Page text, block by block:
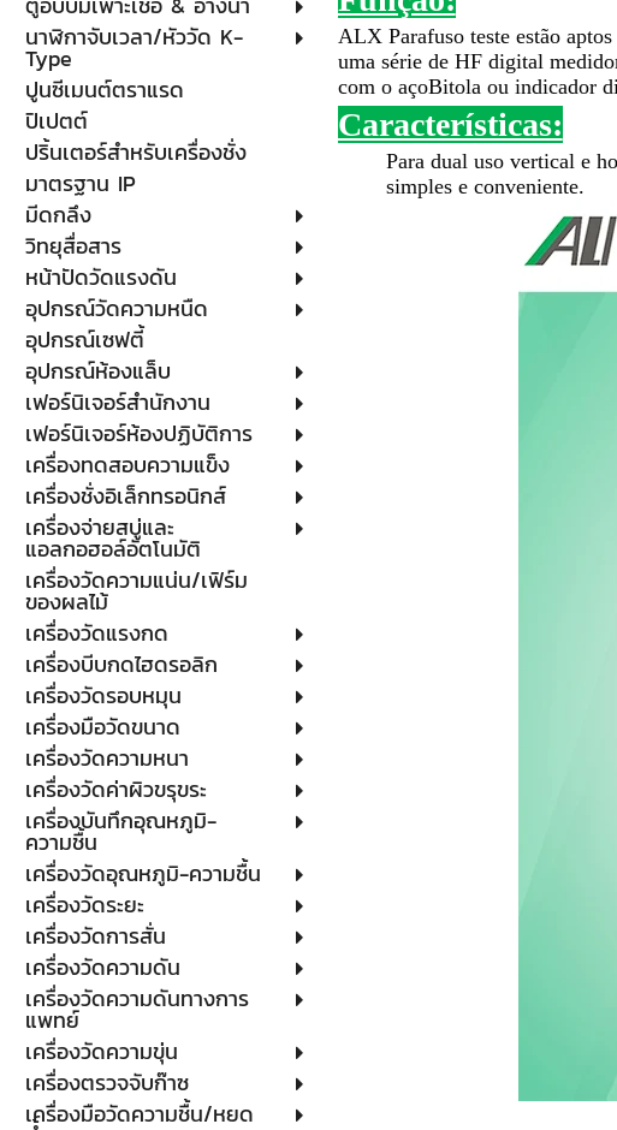
นาฬิกาจับเวลา/หัววัด K-
Type
ปูนซีเมนต์ตราแรด
ปิเปตต์
ปริ้นเตอร์สำหรับเครื่องชั่ง
มาตรฐาน IP
มีดกลึง
วิทยุสื่อสาร
หน้าปัดวัดแรงดัน
อุปกรณ์วัดความหนืด
อุปกรณ์เซฟตี้
อุปกรณ์ห้องแล็บ
เฟอร์นิเจอร์สำนักงาน
เฟอร์นิเจอร์ห้องปฏิบัติการ
เครื่องทดสอบความแข็ง
เครื่องชั่งอิเล็กทรอนิกส์
เครื่องจ่ายสบู่และ
แอลกอฮอล์อัตโนมัติ
เครื่องวัดความแน่น/เฟิร์ม
ของผลไม้
เครื่องวัดแรงกด
เครื่องบีบกดไฮดรอลิก
เครื่องวัดรอบหมุน
เครื่องมือวัดขนาด
เครื่องวัดความหนา
เครื่องวัดค่าผิวขรุขระ
เครื่องบันทึกอุณหภูมิ-
ความชื้น
เครื่องวัดอุณหภูมิ-ความชื้น
เครื่องวัดระยะ
เครื่องวัดการสั่น
เครื่องวัดความดัน
เครื่องวัดความดันทางการ
แพทย์
เครื่องวัดความขุ่น
เครื่องตรวจจับก๊าซ
เครื่องมือวัดความชื้น/หยด
ALX Parafuso teste estão
uma série de HF digital
com o açoBitola ou indicador
Características:
Para dual uso vertical e
simples e conveniente.